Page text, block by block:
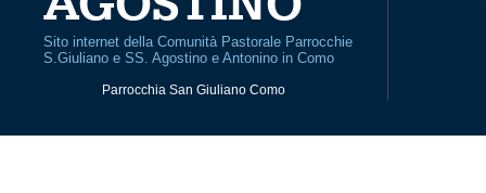
Sito internet della Comunità Pastorale Parrocchie
S.Giuliano e SS. Agostino e Antonino in Como
Parrocchia San Giuliano Como